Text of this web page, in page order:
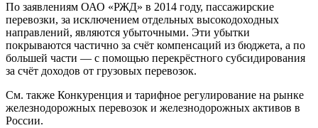
По заявлениям ОАО «РЖД» в 2014 году, пассажирские
перевозки, за исключением отдельных высокодоходных
направлений, являются убыточными. Эти убытки
покрываются частично за счёт компенсаций из бюджета, а по
большей части — с помощью перекрёстного субсидирования
за счёт доходов от грузовых перевозок.
См. также Конкуренция и тарифное регулирование на рынке
железнодорожных перевозок и железнодорожных активов в
России.